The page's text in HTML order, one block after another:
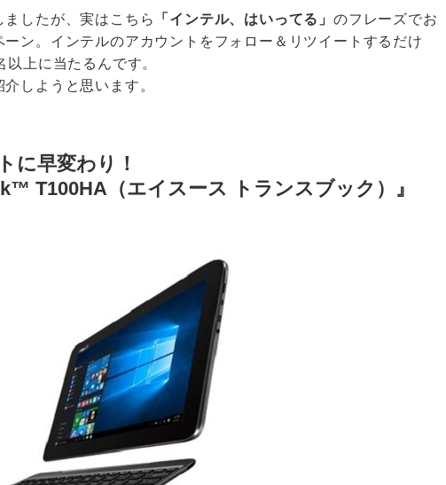
したが、実はこちら 「インテル、はいってる」のフレーズでお
ン。インテルのアカウントをフォロー＆リツイートするだけ
上に当たるんです。
しようと思います。
に早変わり！
T100HA（エイスース トランスブック）』